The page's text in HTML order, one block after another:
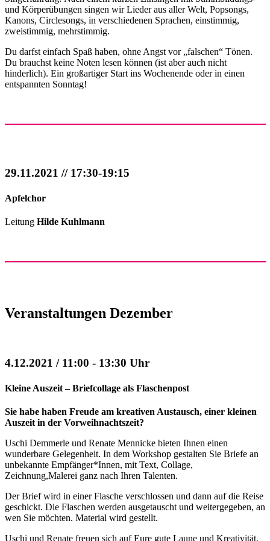
und Körperübungen singen wir Lieder aus aller Welt, Popsongs,
Kanons, Circlesongs, in verschiedenen Sprachen, einstimmig,
zweistimmig, mehrstimmig.
Du darfst einfach Spaß haben, ohne Angst vor „falschen“ Tönen.
Du brauchst keine Noten lesen können (ist aber auch nicht
hinderlich). Ein großartiger Start ins Wochenende oder in einen
entspannten Sonntag!
29.11.2021 // 17:30-19:15
Apfelchor
Leitung Hilde Kuhlmann
Veranstaltungen Dezember
4.12.2021 / 11:00 - 13:30 Uhr
Kleine Auszeit – Briefcollage als Flaschenpost
Sie habe haben Freude am kreativen Austausch, einer kleinen
Auszeit in der Vorweihnachtszeit?
Uschi Demmerle und Renate Mennicke bieten Ihnen einen
wunderbare Gelegenheit. In dem Workshop gestalten Sie Briefe an
unbekannte Empfänger*Innen, mit Text, Collage,
Zeichnung,Malerei ganz nach Ihren Talenten.
Der Brief wird in einer Flasche verschlossen und dann auf die Reise
geschickt. Die Flaschen werden ausgetauscht und weitergegeben, an
wen Sie möchten. Material wird gestellt.
Uschi und Renate freuen sich auf Eure gute Laune und Kreativität.